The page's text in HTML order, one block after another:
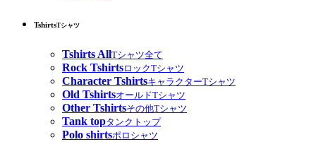
TshirtsTシャツ
Tshirts AllTシャツ全て
Rock TshirtsロックTシャツ
Character TshirtsキャラクターTシャツ
Old TshirtsオールドTシャツ
Other Tshirtsその他Tシャツ
Tank topタンクトップ
Polo shirtsポロシャツ